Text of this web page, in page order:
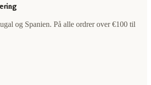
og Spanien. På alle ordrer over €100 til